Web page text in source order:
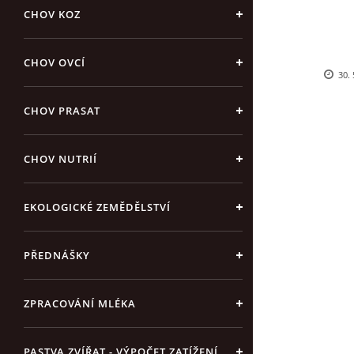
CHOV KOZ
CHOV OVCÍ
CHOV PRASAT
CHOV NUTRIÍ
EKOLOGICKÉ ZEMĚDĚLSTVÍ
PŘEDNÁŠKY
ZPRACOVÁNÍ MLÉKA
30.